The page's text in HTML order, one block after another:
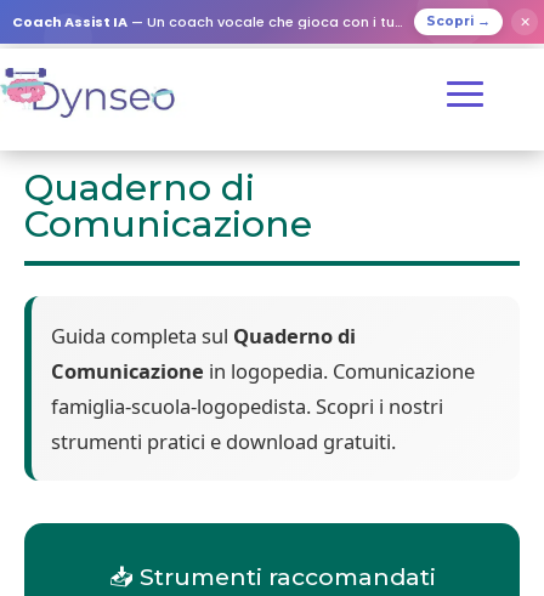
Coach Assist IA — Un coach vocale che gioca con i tuoi cari Scopri → ✕
Quaderno di
Comunicazione
Guida completa sul Quaderno di
Comunicazione in logopedia. Comunicazione
famiglia-scuola-logopedista. Scopri i nostri
strumenti pratici e download gratuiti.
📥 Strumenti raccomandati